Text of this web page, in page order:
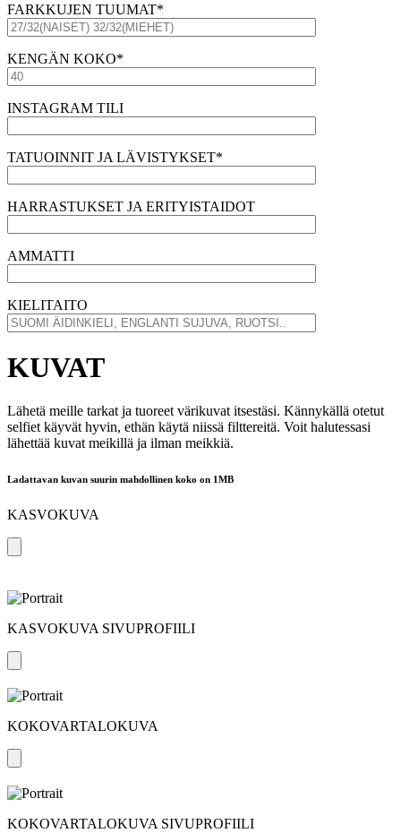
FARKKUJEN TUUMAT*
KENGÄN KOKO*
INSTAGRAM TILI
TATUOINNIT JA LÄVISTYKSET*
HARRASTUKSET JA ERITYISTAIDOT
AMMATTI
KIELITAITO
KUVAT
Lähetä meille tarkat ja tuoreet värikuvat itsestäsi. Kännykällä otetut
selfiet käyvät hyvin, ethän käytä niissä filttereitä. Voit halutessasi
lähettää kuvat meikillä ja ilman meikkiä.
Ladattavan kuvan suurin mahdollinen koko on 1MB
KASVOKUVA
KASVOKUVA SIVUPROFIILI
KOKOVARTALOKUVA
KOKOVARTALOKUVA SIVUPROFIILI